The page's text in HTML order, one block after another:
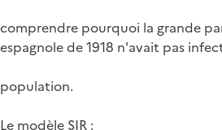
comprendre pourquoi la grande
espagnole de 1918 n'avait pas
population.
Le modèle SIR :